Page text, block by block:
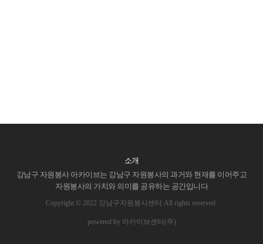
소개
강남구 자원봉사 아카이브는 강남구 자원봉사의 과거와 현재를 이어주고
자원봉사의 가치와 의미를 공유하는 공간입니다
Copyright © 2022 강남구자원봉사센터 All rights reserved.
powered by 아카이브센터(주)